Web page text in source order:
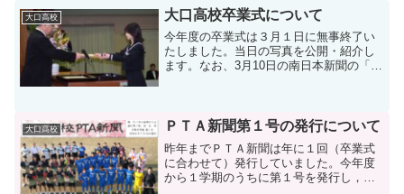
されていますので，ご覧ください。記念
図書館については，古い...
大口高校 大口高校卒業式について
今年度の卒業式は３月１日に無事終了い
たしました。当日の写真を公開・紹介し
ます。なお、3月10日の南日本新聞の「記
大口高校 ＰＴＡ新聞第１号の発行について
昨年までＰＴＡ新聞は年に１回（卒業式
に合わせて）発行していました。今年度
から１学期のうちに第１号を発行し，卒